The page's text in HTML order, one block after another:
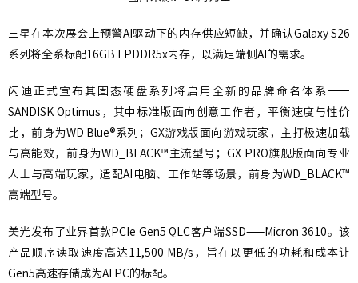
三星在本次展会上预警AI驱动下的内存供应短缺，并确认Galaxy S26
系列将全系标配16GB LPDDR5x内存，以满足端侧AI的需求。
闪迪正式宣布其固态硬盘系列将启用全新的品牌命名体系——
SANDISK Optimus，其中标准版面向创意工作者，平衡速度与性价
比，前身为WD Blue®系列；GX游戏版面向游戏玩家，主打极速加载
与高能效，前身为WD_BLACK™主流型号；GX PRO旗舰版面向专业
人士与高端玩家，适配AI电脑、工作站等场景，前身为WD_BLACK™
高端型号。
美光发布了业界首款PCIe Gen5 QLC客户端SSD——Micron 3610。该
产品顺序读取速度高达11,500 MB/s，旨在以更低的功耗和成本让
Gen5高速存储成为AI PC的标配。